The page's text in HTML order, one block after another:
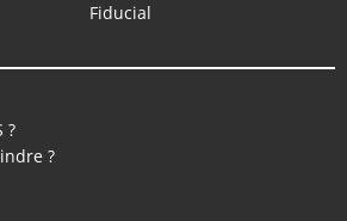
Fiducial
?
?